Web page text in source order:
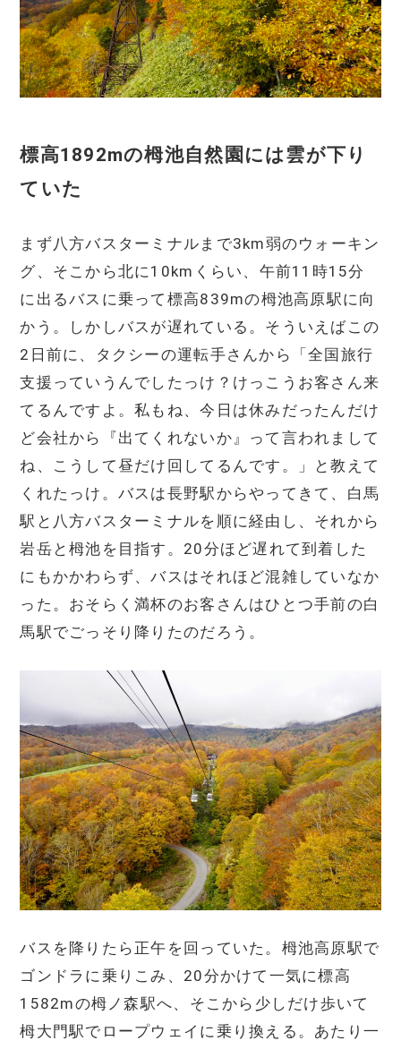
標高1892mの栂池自然園には雲が下り
ていた
まず八方バスターミナルまで3km弱のウォーキン
グ、そこから北に10kmくらい、午前11時15分
に出るバスに乗って標高839mの栂池高原駅に向
かう。しかしバスが遅れている。そういえばこの
2日前に、タクシーの運転手さんから「全国旅行
支援っていうんでしたっけ？けっこうお客さん来
てるんですよ。私もね、今日は休みだったんだけ
ど会社から『出てくれないか』って言われまして
ね、こうして昼だけ回してるんです。」と教えて
くれたっけ。バスは長野駅からやってきて、白馬
駅と八方バスターミナルを順に経由し、それから
岩岳と栂池を目指す。20分ほど遅れて到着した
にもかかわらず、バスはそれほど混雑していなか
った。おそらく満杯のお客さんはひとつ手前の白
馬駅でごっそり降りたのだろう。
バスを降りたら正午を回っていた。栂池高原駅で
ゴンドラに乗りこみ、20分かけて一気に標高
1582mの栂ノ森駅へ、そこから少しだけ歩いて
栂大門駅でロープウェイに乗り換える。あたり一